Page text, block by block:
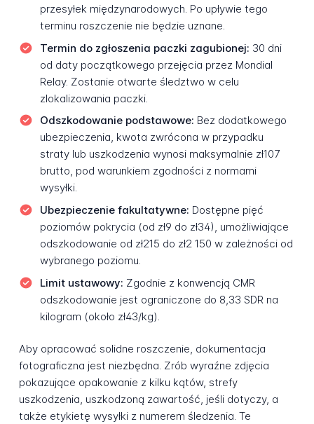
przesyłek międzynarodowych. Po upływie tego
terminu roszczenie nie będzie uznane.
Termin do zgłoszenia paczki zagubionej: 30 dni
od daty początkowego przejęcia przez Mondial
Relay. Zostanie otwarte śledztwo w celu
zlokalizowania paczki.
Odszkodowanie podstawowe: Bez dodatkowego
ubezpieczenia, kwota zwrócona w przypadku
straty lub uszkodzenia wynosi maksymalnie zł107
brutto, pod warunkiem zgodności z normami
wysyłki.
Ubezpieczenie fakultatywne: Dostępne pięć
poziomów pokrycia (od zł9 do zł34), umożliwiające
odszkodowanie od zł215 do zł2 150 w zależności od
wybranego poziomu.
Limit ustawowy: Zgodnie z konwencją CMR
odszkodowanie jest ograniczone do 8,33 SDR na
kilogram (około zł43/kg).
Aby opracować solidne roszczenie, dokumentacja
fotograficzna jest niezbędna. Zrób wyraźne zdjęcia
pokazujące opakowanie z kilku kątów, strefy
uszkodzenia, uszkodzoną zawartość, jeśli dotyczy, a
także etykietę wysyłki z numerem śledzenia. Te